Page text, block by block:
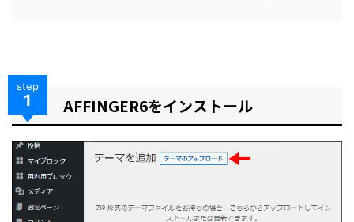
step
1 AFFINGER6をインストール